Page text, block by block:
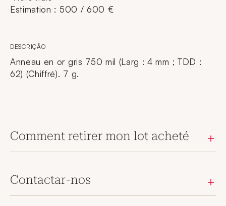
Estimation : 500 / 600 €
DESCRIÇÃO
Anneau en or gris 750 mil (Larg : 4 mm ; TDD :
62) (Chiffré). 7 g.
Comment retirer mon lot acheté
Contactar-nos